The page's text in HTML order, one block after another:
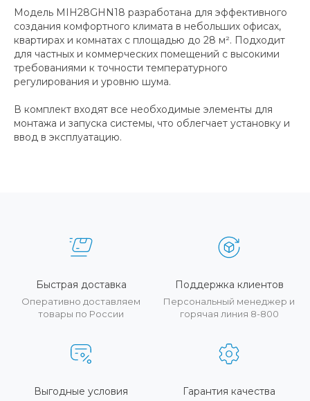
Модель MIH28GHN18 разработана для эффективного
создания комфортного климата в небольших офисах,
квартирах и комнатах с площадью до 28 м². Подходит
для частных и коммерческих помещений с высокими
требованиями к точности температурного
регулирования и уровню шума.
В комплект входят все необходимые элементы для
монтажа и запуска системы, что облегчает установку и
ввод в эксплуатацию.
Быстрая доставка
Оперативно доставляем
товары по России
Поддержка клиентов
Персональный менеджер и
горячая линия 8-800
Выгодные условия Гарантия качества